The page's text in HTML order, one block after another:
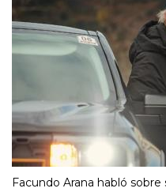
Facundo Arana habló